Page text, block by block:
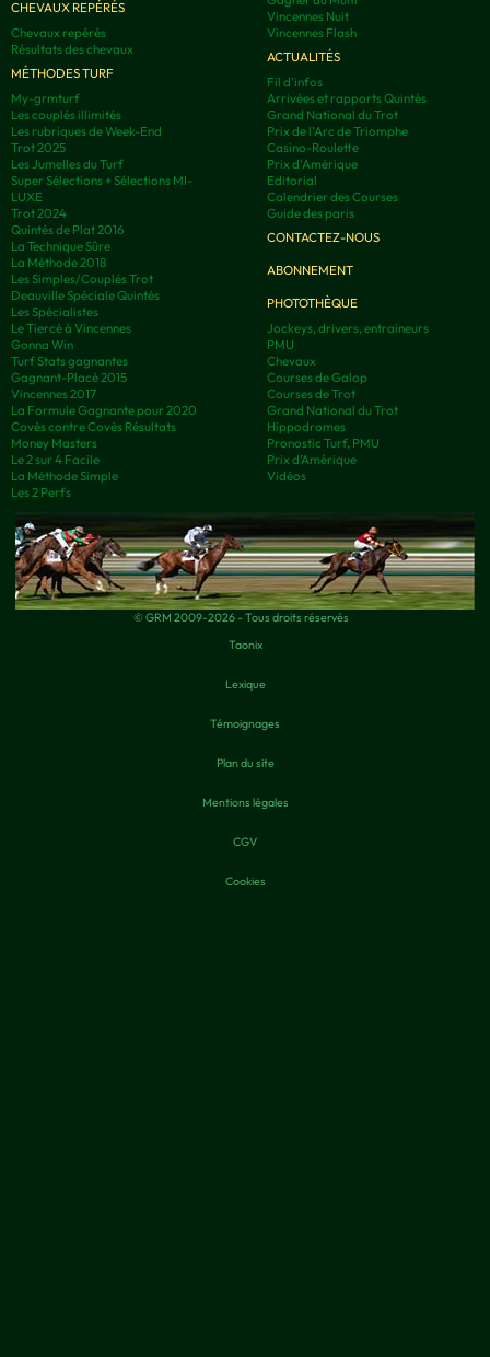
CHEVAUX REPÉRÉS
Chevaux repérés
Résultats des chevaux
MÉTHODES TURF
My-grmturf
Les couplés illimités
Les rubriques de Week-End
Trot 2025
Les Jumelles du Turf
Super Sélections + Sélections MI-
LUXE
Trot 2024
Quintés de Plat 2016
La Technique Sûre
La Méthode 2018
Les Simples/Couplés Trot
Deauville Spéciale Quintés
Les Spécialistes
Le Tiercé à Vincennes
Gonna Win
Turf Stats gagnantes
Gagnant-Placé 2015
Vincennes 2017
La Formule Gagnante pour 2020
Covès contre Covès Résultats
Money Masters
Le 2 sur 4 Facile
La Méthode Simple
Les 2 Perfs
Vincennes Nuit
Vincennes Flash
ACTUALITÉS
Fil d'infos
Arrivées et rapports Quintés
Grand National du Trot
Prix de l'Arc de Triomphe
Casino-Roulette
Prix d'Amérique
Editorial
Calendrier des Courses
Guide des paris
CONTACTEZ-NOUS
ABONNEMENT
PHOTOTHÈQUE
Jockeys, drivers, entraineurs
PMU
Chevaux
Courses de Galop
Courses de Trot
Grand National du Trot
Hippodromes
Pronostic Turf, PMU
Prix d’Amérique
Vidéos
© GRM 2009-2026 - Tous droits réservés
Taonix
Lexique
Témoignages
Plan du site
Mentions légales
CGV
Cookies